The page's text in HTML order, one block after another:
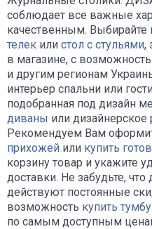
соблюдает все важные
качественным. Выбирайте
телек или стол с стульями,
в магазине, с
и другим регионам
интерьер спальни или
подобранная под дизайн
диваны или
Рекомендуем Вам
прихожей или купить
корзину товар и укажите
доставки. Не забудьте,
действуют постоянные
возможность купить
по самым доступным